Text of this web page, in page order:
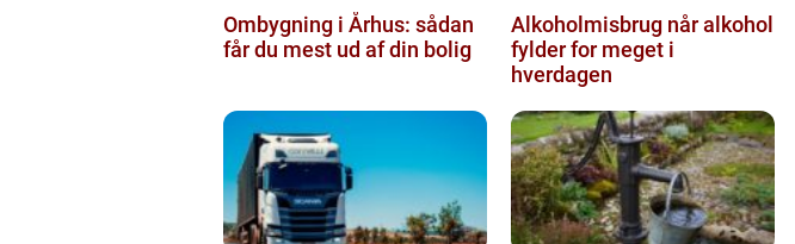
Ombygning i Århus: sådan
får du mest ud af din bolig
Alkoholmisbrug når alkohol
fylder for meget i
hverdagen